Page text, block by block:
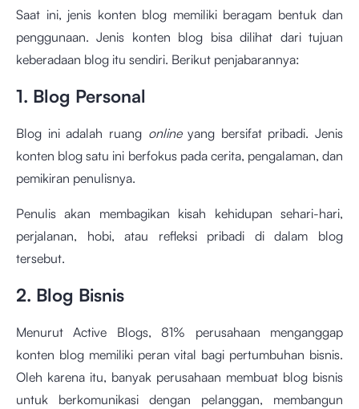
Saat ini, jenis konten blog memiliki beragam bentuk dan
penggunaan. Jenis konten blog bisa dilihat dari tujuan
keberadaan blog itu sendiri. Berikut penjabarannya:
1. Blog Personal
Blog ini adalah ruang onlineyang bersifat pribadi. Jenis
konten blog satu ini berfokus pada cerita, pengalaman, dan
pemikiran penulisnya.
Penulis akan membagikan kisah kehidupan sehari-hari,
perjalanan, hobi, atau refleksi pribadi di dalam blog
tersebut.
2. Blog Bisnis
Menurut Active Blogs, 81% perusahaan menganggap
konten blog memiliki peran vital bagi pertumbuhan bisnis.
Oleh karena itu, banyak perusahaan membuat blog bisnis
untuk berkomunikasi dengan pelanggan, membangun